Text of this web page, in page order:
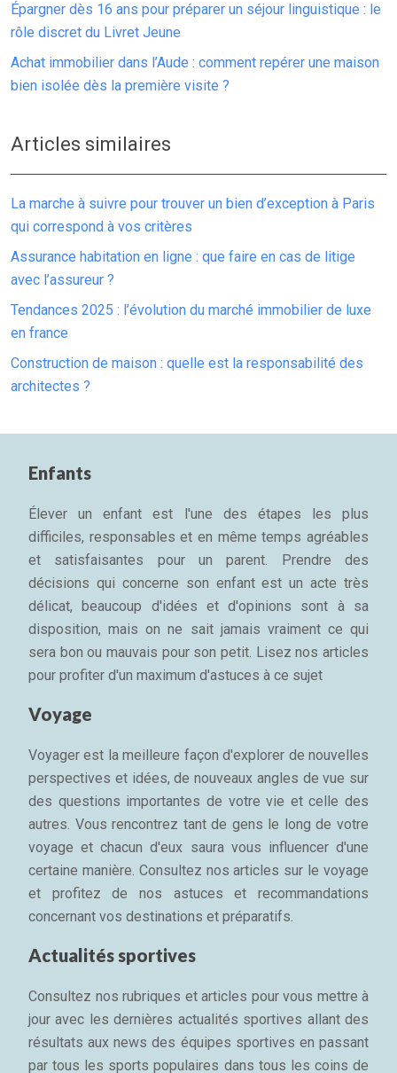
Épargner dès 16 ans pour préparer un séjour linguistique : le
rôle discret du Livret Jeune
Achat immobilier dans l’Aude : comment repérer une maison
bien isolée dès la première visite ?
Articles similaires
La marche à suivre pour trouver un bien d’exception à Paris
qui correspond à vos critères
Assurance habitation en ligne : que faire en cas de litige
avec l’assureur ?
Tendances 2025 : l’évolution du marché immobilier de luxe
en france
Construction de maison : quelle est la responsabilité des
architectes ?
Enfants
Élever un enfant est l'une des étapes les plus
difficiles, responsables et en même temps agréables
et satisfaisantes pour un parent. Prendre des
décisions qui concerne son enfant est un acte très
délicat, beaucoup d'idées et d'opinions sont à sa
disposition, mais on ne sait jamais vraiment ce qui
sera bon ou mauvais pour son petit. Lisez nos articles
pour profiter d'un maximum d'astuces à ce sujet
Voyage
Voyager est la meilleure façon d'explorer de nouvelles
perspectives et idées, de nouveaux angles de vue sur
des questions importantes de votre vie et celle des
autres. Vous rencontrez tant de gens le long de votre
voyage et chacun d'eux saura vous influencer d'une
certaine manière. Consultez nos articles sur le voyage
et profitez de nos astuces et recommandations
concernant vos destinations et préparatifs.
Actualités sportives
Consultez nos rubriques et articles pour vous mettre à
jour avec les dernières actualités sportives allant des
résultats aux news des équipes sportives en passant
par tous les sports populaires dans tous les coins de